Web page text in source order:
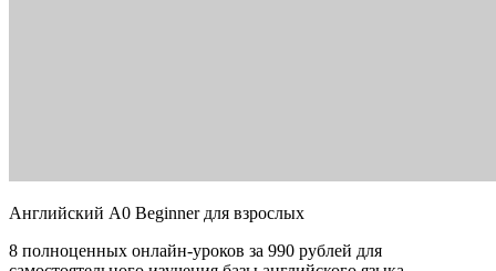
Английский A0 Beginner для взрослых
8 полноценных онлайн-уроков за 990 рублей для